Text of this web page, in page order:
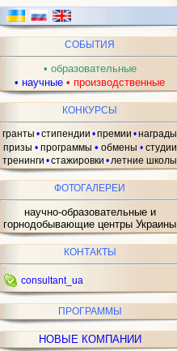
СОБЫТИЯ
• образовательные
• научные • производственные
КОНКУРСЫ
гранты •стипендии •премии •награды
призы • программы • обмены • студии
тренинги •стажировки •летние школы
ФОТОГАЛЕРЕИ
научно-образовательные и
горнодобывающие центры Украины
КОНТАКТЫ
consultant_ua
ПРОГРАММЫ
НОВЫЕ КОМПАНИИ